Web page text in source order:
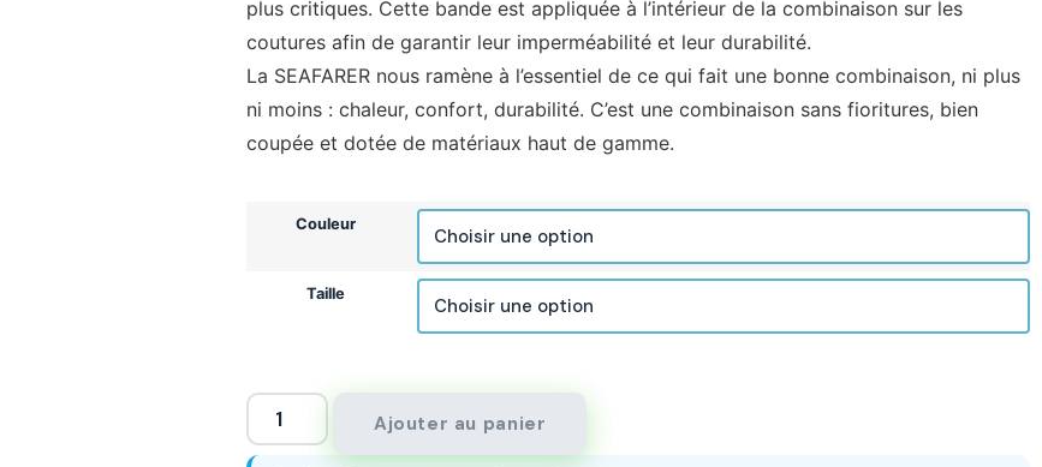
plus critiques. Cette bande est appliquée à l’intérieur de la combinaison sur les
coutures afin de garantir leur imperméabilité et leur durabilité.
La SEAFARER nous ramène à l’essentiel de ce qui fait une bonne combinaison, ni plus
ni moins : chaleur, confort, durabilité. C’est une combinaison sans fioritures, bien
coupée et dotée de matériaux haut de gamme.
Couleur
Taille
Ajouter au panier